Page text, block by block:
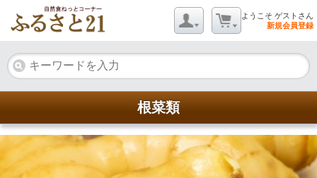
ようこそ ゲストさん
新規会員登録
根菜類